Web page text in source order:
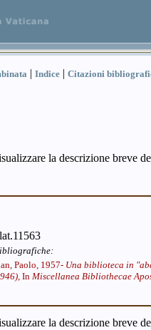
| Indice | Citazioni
la descrizione breve
Paolo, 1957- Una biblioteca in
In Miscellanea Bibliothecae
la descrizione breve